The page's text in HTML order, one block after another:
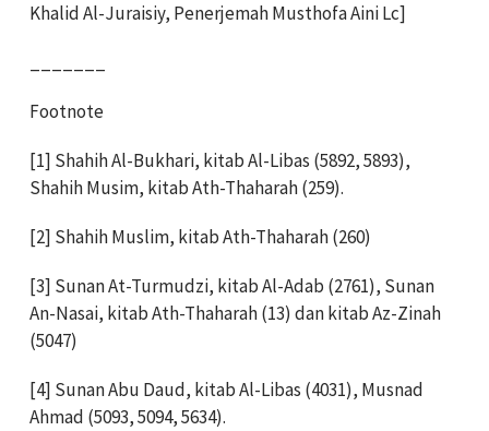
Khalid Al-Juraisiy, Penerjemah Musthofa Aini Lc]
Footnote
[1] Shahih Al-Bukhari, kitab Al-Libas (5892, 5893),
Shahih Musim, kitab Ath-Thaharah (259).
[2] Shahih Muslim, kitab Ath-Thaharah (260)
[3] Sunan At-Turmudzi, kitab Al-Adab (2761), Sunan
An-Nasai, kitab Ath-Thaharah (13) dan kitab Az-Zinah
(5047)
[4] Sunan Abu Daud, kitab Al-Libas (4031), Musnad
Ahmad (5093, 5094, 5634).